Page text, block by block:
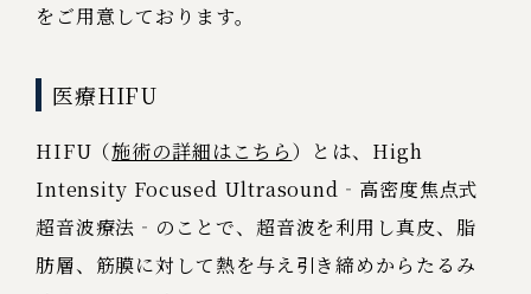
をご用意しております。
医療HIFU
HIFU（施術の詳細はこちら）とは、High
Intensity Focused Ultrasound‐高密度焦点式
超音波療法‐のことで、超音波を利用し真皮、脂
肪層、筋膜に対して熱を与え引き締めからたるみ